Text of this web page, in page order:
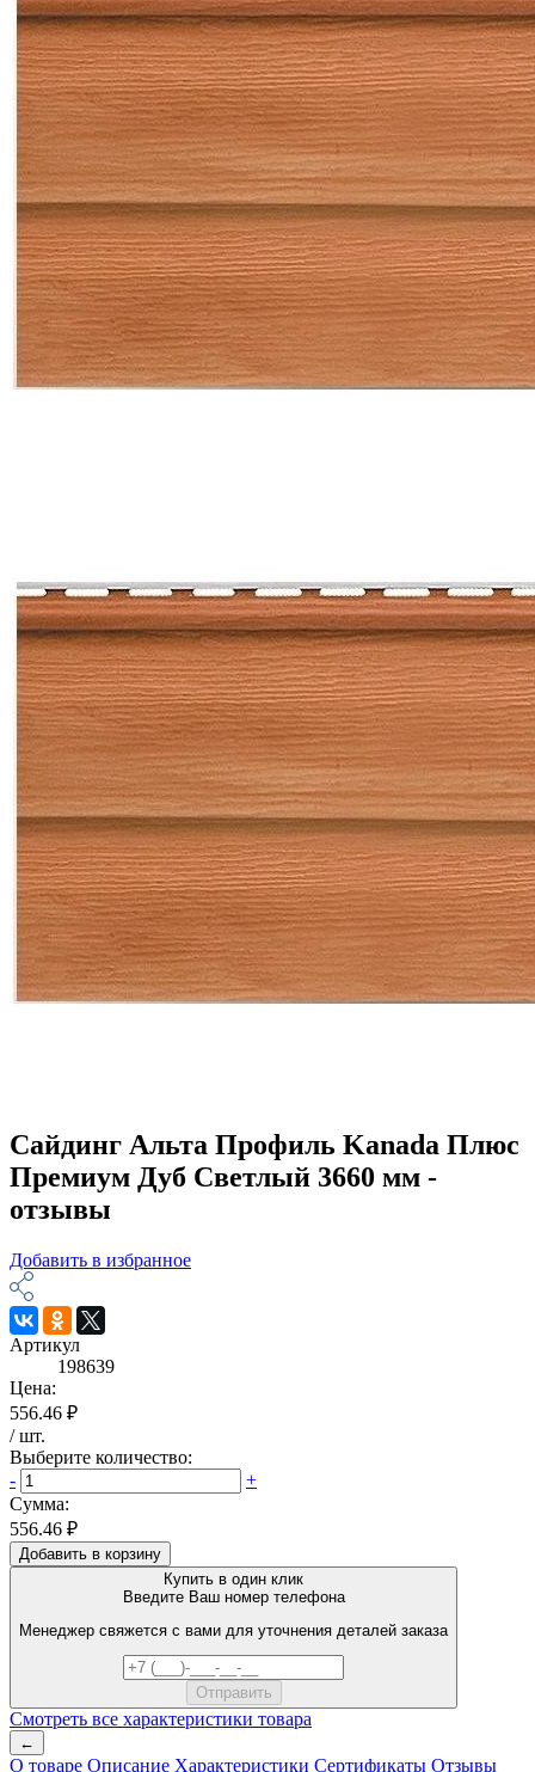
Сайдинг Альта Профиль Kanada Плюс
Премиум Дуб Светлый 3660 мм -
отзывы
Добавить в избранное
Артикул
198639
Цена:
556.46 ₽
/шт.
Выберите количество:
-
+
Сумма:
556.46 ₽
Добавить в корзину
Купить в один клик
Введите Ваш номер телефона
Менеджер свяжется с вами для уточнения деталей заказа
Смотреть все характеристики товара
←
О товаре Описание Характеристики Сертификаты Отзывы